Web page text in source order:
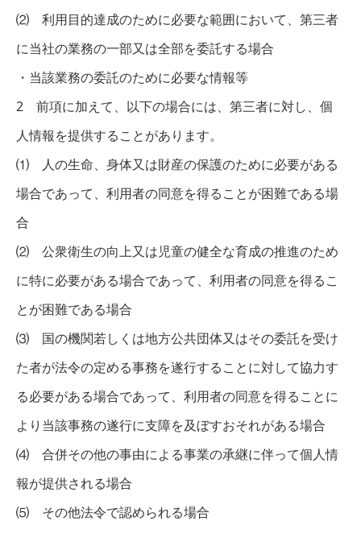
⑵ 利用目的達成のために必要な範囲において、第三者
に当社の業務の一部又は全部を委託する場合
・当該業務の委託のために必要な情報等
2 前項に加えて、以下の場合には、第三者に対し、個
人情報を提供することがあります。
⑴ 人の生命、身体又は財産の保護のために必要がある
場合であって、利用者の同意を得ることが困難である場
合
⑵ 公衆衛生の向上又は児童の健全な育成の推進のため
に特に必要がある場合であって、利用者の同意を得るこ
とが困難である場合
⑶ 国の機関若しくは地方公共団体又はその委託を受け
た者が法令の定める事務を遂行することに対して協力す
る必要がある場合であって、利用者の同意を得ることに
より当該事務の遂行に支障を及ぼすおそれがある場合
⑷ 合併その他の事由による事業の承継に伴って個人情
報が提供される場合
⑸ その他法令で認められる場合